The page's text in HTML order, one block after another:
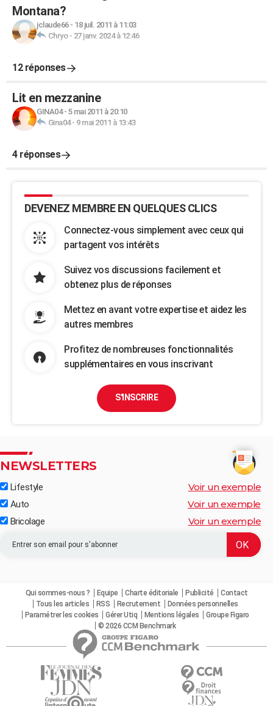
Montana?
jclaude66- 18 juil. 2011 à 11:03
Chryo- 27 janv. 2024 à 12:46
12 réponses
Lit en mezzanine
GINA04- 5 mai 2011 à 20:10
Gina04- 9 mai 2011 à 13:43
4 réponses
DEVENEZ MEMBRE EN QUELQUES CLICS
Connectez-vous simplement avec ceux qui
partagent vos intérêts
Suivez vos discussions facilement et
obtenez plus de réponses
Mettez en avant votre expertise et aidez les
autres membres
Profitez de nombreuses fonctionnalités
supplémentaires en vous inscrivant
S'INSCRIRE
NEWSLETTERS
Lifestyle Voir un exemple
Auto Voir un exemple
Bricolage Voir un exemple
Qui sommes-nous ? Equipe Charte éditoriale Publicité
Contact
Tous les articles
RSS Recrutement
Données personnelles
Paramétrer les cookies
Gérer Utiq Mentions légales
Groupe Figaro
© 2026 CCM Benchmark